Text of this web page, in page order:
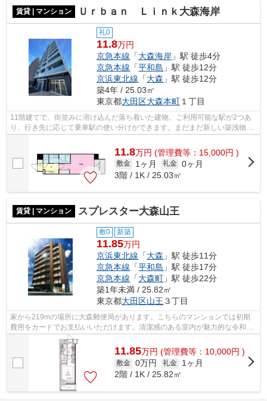
賃貸 | マンション Ｕｒｂａｎ Ｌｉｎｋ大森海岸
礼0
11.8万円
京急本線 「大森海岸 」駅 徒歩4分
京急本線 「平和島 」駅 徒歩12分
京浜東北線 「大森 」駅 徒歩12分
築4年 / 25.03㎡
東京都大田区大森本町 １丁目
11階建てで、街並みに溶け込んだ落ち着いた建物。ご利用可能な駅が2つあ
り、行き先に応じて乗車駅の使い分けができます。まだまだ新しい築浅物件
11.8万円 (管理費等：15,000円 )
敷金 1ヶ月 礼金 0ヶ月
3階 / 1K / 25.03㎡
賃貸 | マンション スプレスター大森山王
敷0 新築
11.85万円
京浜東北線 「大森 」駅 徒歩11分
京急本線 「平和島 」駅 徒歩17分
京急本線 「大森町 」駅 徒歩22分
築1年未満 / 25.82㎡
東京都大田区山王 ３丁目
家から219mの場所に大森郵便局があります。こちらのマンションでは初期
費用をカードでお支払いいただけます。清潔感のある室内が魅力的な令和8
年築の物件となっており、一押しです。共...
11.85万円 (管理費等：10,000円 )
敷金 0万円 礼金
1ヶ月
2階 / 1K / 25.82㎡